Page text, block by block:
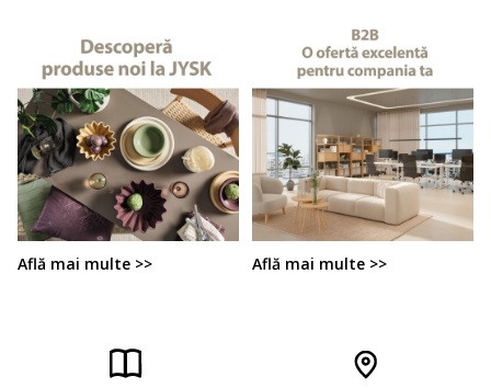
Află mai multe >> Află mai multe >>